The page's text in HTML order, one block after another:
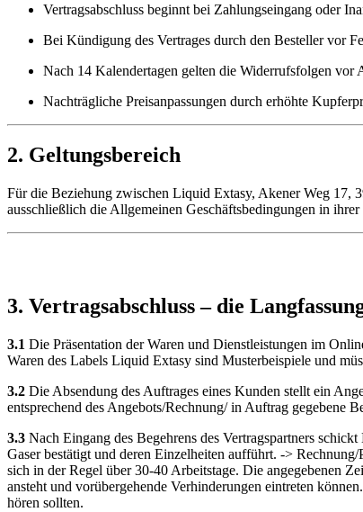
Vertragsabschluss beginnt bei Zahlungseingang oder
Bei Kündigung des Vertrages durch den Besteller vor
Nach 14 Kalendertagen gelten die Widerrufsfolgen vor
Nachträgliche Preisanpassungen durch erhöhte
2. Geltungsbereich
Für die Beziehung zwischen Liquid Extasy, Akener Weg 17,
ausschließlich die Allgemeinen Geschäftsbedingungen in
3. Vertragsabschluss – die
3.1 Die Präsentation der Waren und Dienstleistungen im
Waren des Labels Liquid Extasy sind Musterbeispiele und
3.2 Die Absendung des Auftrages eines Kunden stellt ein
entsprechend des Angebots/Rechnung/ in Auftrag gegebene
3.3 Nach Eingang des Begehrens des Vertragspartners
Gaser bestätigt und deren Einzelheiten aufführt. ->
sich in der Regel über 30-40 Arbeitstage. Die angegebenen
ansteht und vorübergehende Verhinderungen eintreten
hören sollten.